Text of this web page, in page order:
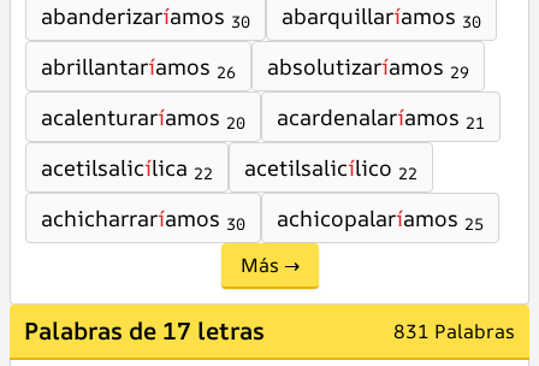
abanderizaríamos 30 abarquillaríamos 30
abrillantaríamos 26 absolutizaríamos 29
acalenturaríamos 20 acardenalaríamos 21
acetilsalicílica 22 acetilsalicílico 22
achicharraríamos 30 achicopalaríamos 25
Más →
Palabras de 17 letras 831 Palabras